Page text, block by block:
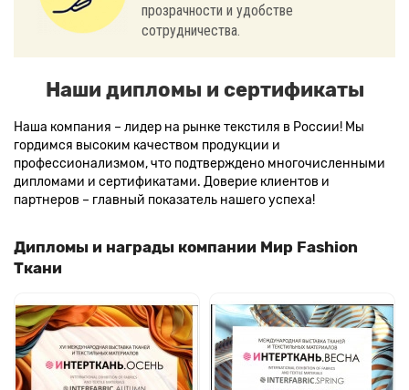
прозрачности и удобстве
сотрудничества.
Наши дипломы и сертификаты
Наша компания – лидер на рынке текстиля в России! Мы
гордимся высоким качеством продукции и
профессионализмом, что подтверждено многочисленными
дипломами и сертификатами. Доверие клиентов и
партнеров – главный показатель нашего успеха!
Дипломы и награды компании Мир Fashion
Ткани